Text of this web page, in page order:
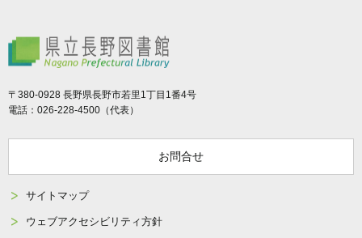
県立長野図書館
〒380-0928 長野県長野市若里1丁目1番4号
電話：026-228-4500（代表）
お問合せ
サイトマップ
ウェブアクセシビリティ方針